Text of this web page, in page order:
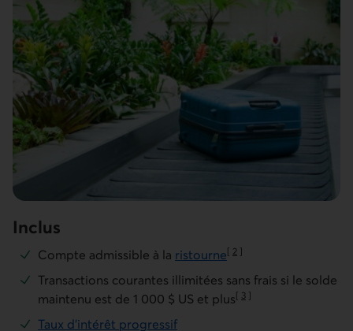
Inclus
Compte admissible à la ristourne[ 2 ]
Aller à la note
Transactions courantes illimitées sans frais si le solde
maintenu est de 1 000 $ US et plus[ 3 ]
Aller à la note
Taux d'intérêt progressif